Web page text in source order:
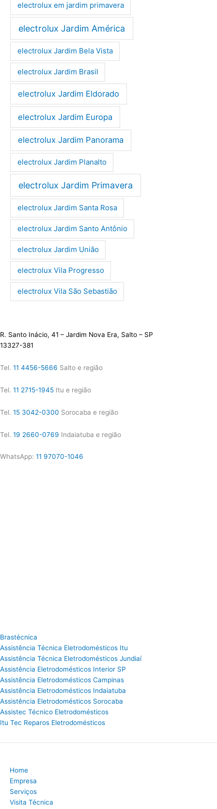
electrolux em jardim primavera
electrolux Jardim América
electrolux Jardim Bela Vista
electrolux Jardim Brasil
electrolux Jardim Eldorado
electrolux Jardim Europa
electrolux Jardim Panorama
electrolux Jardim Planalto
electrolux Jardim Primavera
electrolux Jardim Santa Rosa
electrolux Jardim Santo Antônio
electrolux Jardim União
electrolux Vila Progresso
electrolux Vila São Sebastião
R. Santo Inácio, 41 – Jardim Nova Era, Salto – SP
13327-381
Tel. 11 4456-5666 Salto e região
Tel. 11 2715-1945 Itu e região
Tel. 15 3042-0300 Sorocaba e região
Tel. 19 2660-0769 Indaiatuba e região
WhatsApp: 11 97070-1046
Brastécnica
Assistência Técnica Eletrodomésticos Itu
Assistência Técnica Eletrodomésticos Jundiaí
Assistência Eletrodomésticos Interior SP
Assistência Eletrodomésticos Campinas
Assistência Eletrodomésticos Indaiatuba
Assistência Eletrodomésticos Sorocaba
Assistec Técnico Eletrodomésticos
Itu Tec Reparos Eletrodomésticos
Home
Empresa
Serviços
Visita Técnica